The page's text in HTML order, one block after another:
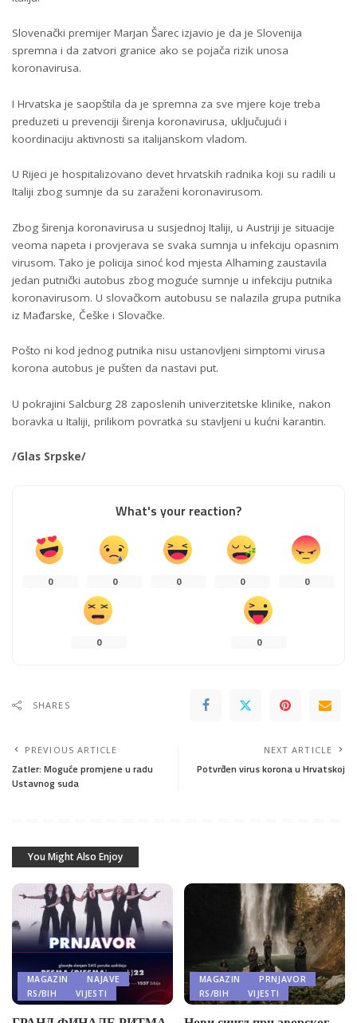
Slovenački premijer Marjan Šarec izjavio je da je Slovenija
spremna i da zatvori granice ako se pojača rizik unosa
koronavirusa.
I Hrvatska je saopštila da je spremna za sve mjere koje treba
preduzeti u prevenciji širenja koronavirusa, uključujući i
koordinaciju aktivnosti sa italijanskom vladom.
U Rijeci je hospitalizovano devet hrvatskih radnika koji su radili u
Italiji zbog sumnje da su zaraženi koronavirusom.
Zbog širenja koronavirusa u susjednoj Italiji, u Austriji je situacije
veoma napeta i provjerava se svaka sumnja u infekciju opasnim
virusom. Tako je policija sinoć kod mjesta Alhaming zaustavila
jedan putnički autobus zbog moguće sumnje u infekciju putnika
koronavirusom. U slovačkom autobusu se nalazila grupa putnika
iz Mađarske, Češke i Slovačke.
Pošto ni kod jednog putnika nisu ustanovljeni simptomi virusa
korona autobus je pušten da nastavi put.
U pokrajini Salcburg 28 zaposlenih univerzitetske klinike, nakon
boravka u Italiji, prilikom povratka su stavljeni u kućni karantin.
/Glas Srpske/
What's your reaction?
0 0 0 0 0
0 0
SHARES
PREVIOUS ARTICLE
Zatler: Moguće promjene u radu
Ustavnog suda
NEXT ARTICLE
Potvrđen virus korona u Hrvatskoj
You Might Also Enjoy
MAGAZIN
NAJAVE
RS/BIH
VIJESTI
MAGAZIN
PRNJAVOR
RS/BIH
VIJESTI